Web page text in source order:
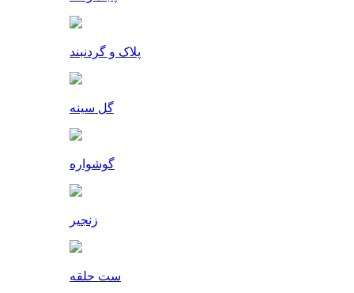
پلاک و گردنبند
گل سینه
گوشواره
زنجیر
ست حلقه